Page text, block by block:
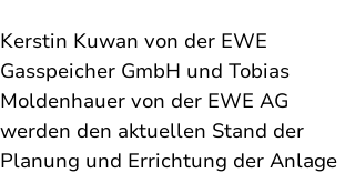
Kerstin Kuwan von der EWE
Gasspeicher GmbH und Tobias
Moldenhauer von der EWE AG
werden den aktuellen Stand der
Planung und Errichtung der Anlage